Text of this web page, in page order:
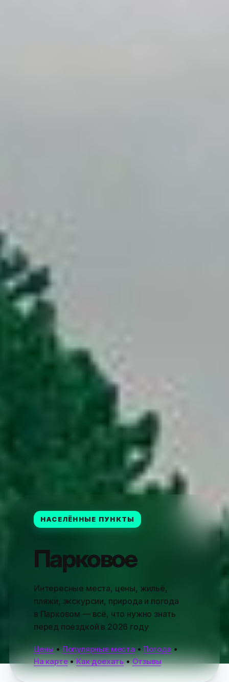
НАСЕЛЁННЫЕ ПУНКТЫ
Парковое
Интересные места, цены, жильё,
пляжи, экскурсии, природа и погода
в Парковом — всё, что нужно знать
перед поездкой в 2026 году
Цены • Популярные места • Погода •
На карте•Как доехать•Отзывы